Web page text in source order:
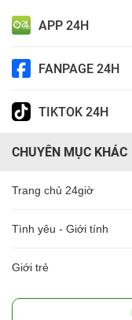
APP 24H
FANPAGE 24H
TIKTOK 24H
CHUYÊN MỤC KHÁC
Trang chủ 24giờ
Tình yêu - Giới tính
Giới trẻ